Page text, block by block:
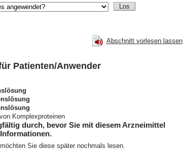
Abschnitt vorlesen lassen
Patienten/Anwender
Komplexproteinen
durch, bevor Sie mit diesem Arzneimittel
Sie diese später nochmals lesen.